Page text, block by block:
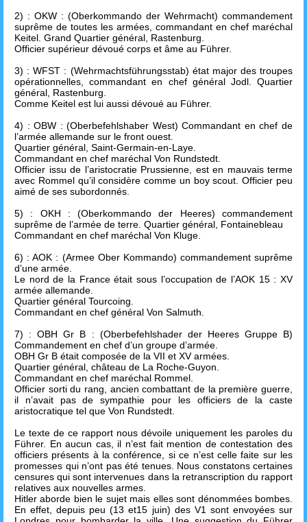
2) : OKW : (Oberkommando der Wehrmacht) commandement
suprême de toutes les armées, commandant en chef maréchal
Keitel. Grand Quartier général, Rastenburg.
Officier supérieur dévoué corps et âme au Führer.
3) : WFST : (Wehrmachtsführungsstab) état major des troupes
opérationnelles, commandant en chef général Jodl. Quartier
général, Rastenburg.
Comme Keitel est lui aussi dévoué au Führer.
4) : OBW : (Oberbefehlshaber West) Commandant en chef de
l’armée allemande sur le front ouest.
Quartier général, Saint-Germain-en-Laye.
Commandant en chef maréchal Von Rundstedt.
Officier issu de l’aristocratie Prussienne, est en mauvais terme
avec Rommel qu’il considère comme un boy scout. Officier peu
aimé de ses subordonnés.
5) : OKH : (Oberkommando der Heeres) commandement
suprême de l’armée de terre. Quartier général, Fontainebleau
Commandant en chef maréchal Von Kluge.
6) : AOK : (Armee Ober Kommando) commandement suprême
d’une armée.
Le nord de la France était sous l’occupation de l’AOK 15 : XV
armée allemande.
Quartier général Tourcoing.
Commandant en chef général Von Salmuth.
7) : OBH Gr B : (Oberbefehlshader der Heeres Gruppe B)
Commandement en chef d’un groupe d’armée.
OBH Gr B était composée de la VII et XV armées.
Quartier général, château de La Roche-Guyon.
Commandant en chef maréchal Rommel.
Officier sorti du rang, ancien combattant de la première guerre,
il n’avait pas de sympathie pour les officiers de la caste
aristocratique tel que Von Rundstedt.
Le texte de ce rapport nous dévoile uniquement les paroles du
Führer. En aucun cas, il n’est fait mention de contestation des
officiers présents à la conférence, si ce n’est celle faite sur les
promesses qui n’ont pas été tenues. Nous constatons certaines
censures qui sont intervenues dans la retranscription du rapport
relatives aux nouvelles armes.
Hitler aborde bien le sujet mais elles sont dénommées bombes.
En effet, depuis peu (13 et15 juin) des V1 sont envoyées sur